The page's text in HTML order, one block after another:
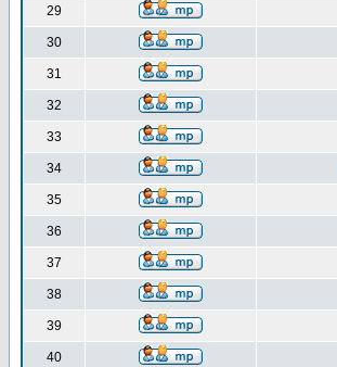
29
30
31
32
33
34
35
36
37
38
39
40